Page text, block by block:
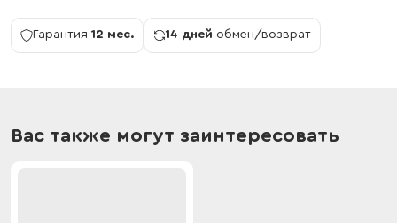
Гарантия 12 мес. 14 дней обмен/возврат
Вас также могут заинтересовать